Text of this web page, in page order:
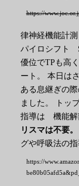
https://
律神経機能計
パイロシフト
優位でTPも高
ート。 本日は
ある息継ぎの
ました。 トッ
指導は 機能解
リスマは不要。
グや呼吸法の
https://